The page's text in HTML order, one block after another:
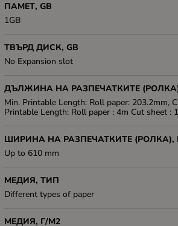
ПАМЕТ, GB
1GB
ТВЪРД ДИСК, GB
No Expansion slot
ДЪЛЖИНА НА РАЗПЕЧАТКИТЕ
Min. Printable Length: Roll paper: 203.2mm,
Printable Length: Roll paper : 4m Cut sheet :
ШИРИНА НА РАЗПЕЧАТКИТЕ
Up to 610 mm
МЕДИЯ, ТИП
Different types of paper
МЕДИЯ, Г/М2